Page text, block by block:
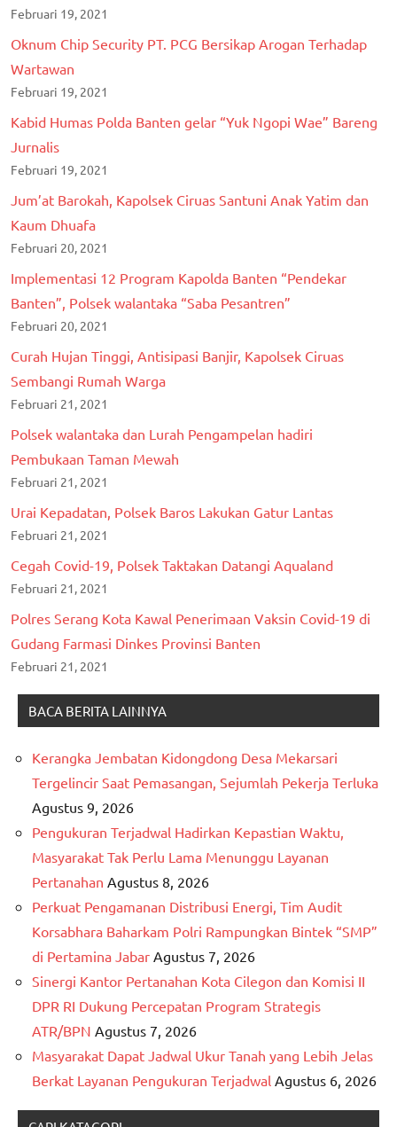
Februari 19, 2021
Oknum Chip Security PT. PCG Bersikap Arogan Terhadap
Wartawan
Februari 19, 2021
Kabid Humas Polda Banten gelar “Yuk Ngopi Wae” Bareng
Jurnalis
Februari 19, 2021
Jum’at Barokah, Kapolsek Ciruas Santuni Anak Yatim dan
Kaum Dhuafa
Februari 20, 2021
Implementasi 12 Program Kapolda Banten “Pendekar
Banten”, Polsek walantaka “Saba Pesantren”
Februari 20, 2021
Curah Hujan Tinggi, Antisipasi Banjir, Kapolsek Ciruas
Sembangi Rumah Warga
Februari 21, 2021
Polsek walantaka dan Lurah Pengampelan hadiri
Pembukaan Taman Mewah
Februari 21, 2021
Urai Kepadatan, Polsek Baros Lakukan Gatur Lantas
Februari 21, 2021
Cegah Covid-19, Polsek Taktakan Datangi Aqualand
Februari 21, 2021
Polres Serang Kota Kawal Penerimaan Vaksin Covid-19 di
Gudang Farmasi Dinkes Provinsi Banten
Februari 21, 2021
BACA BERITA LAINNYA
Kerangka Jembatan Kidongdong Desa Mekarsari
Tergelincir Saat Pemasangan, Sejumlah Pekerja Terluka
Agustus 9, 2026
Pengukuran Terjadwal Hadirkan Kepastian Waktu,
Masyarakat Tak Perlu Lama Menunggu Layanan
Pertanahan Agustus 8, 2026
Perkuat Pengamanan Distribusi Energi, Tim Audit
Korsabhara Baharkam Polri Rampungkan Bintek “SMP”
di Pertamina Jabar Agustus 7, 2026
Sinergi Kantor Pertanahan Kota Cilegon dan Komisi II
DPR RI Dukung Percepatan Program Strategis
ATR/BPN Agustus 7, 2026
Masyarakat Dapat Jadwal Ukur Tanah yang Lebih Jelas
Berkat Layanan Pengukuran Terjadwal Agustus 6, 2026